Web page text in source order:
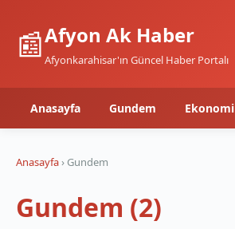
📰Afyon Ak Haber
Afyonkarahisar'ın Güncel Haber Portalı
Anasayfa Gundem Ekonomi
Anasayfa› Gundem
Gundem (2)